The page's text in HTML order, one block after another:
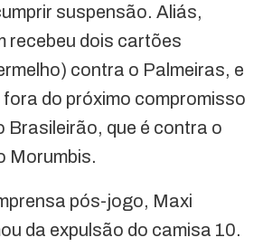
suspensão. Aliás,
recebeu dois cartões
contra o Palmeiras, e
do próximo compromisso
Brasileirão, que é contra o
Morumbis.
pós-jogo, Maxi
da expulsão do camisa 10.